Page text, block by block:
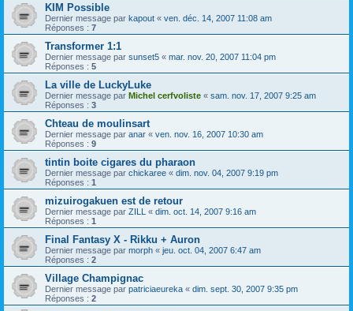
KIM Possible
Dernier message par kapout « ven. déc. 14, 2007 11:08 am
Réponses : 7
Transformer 1:1
Dernier message par sunset5 « mar. nov. 20, 2007 11:04 pm
Réponses : 5
La ville de LuckyLuke
Dernier message par Michel cerfvoliste « sam. nov. 17, 2007 9:25 am
Réponses : 3
Chteau de moulinsart
Dernier message par anar « ven. nov. 16, 2007 10:30 am
Réponses : 9
tintin boite cigares du pharaon
Dernier message par chickaree « dim. nov. 04, 2007 9:19 pm
Réponses : 1
mizuirogakuen est de retour
Dernier message par ZILL « dim. oct. 14, 2007 9:16 am
Réponses : 1
Final Fantasy X - Rikku + Auron
Dernier message par morph « jeu. oct. 04, 2007 6:47 am
Réponses : 2
Village Champignac
Dernier message par patriciaeureka « dim. sept. 30, 2007 9:35 pm
Réponses : 2